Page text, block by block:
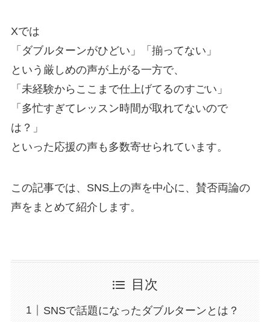
Xでは
「ダブルターンがひどい」「揃ってない」
という厳しめの声が上がる一方で、
「未経験からここまで仕上げてるのすごい」
「多忙すぎてレッスン時間が取れてないので
は？」
といった応援の声も多数寄せられています。
この記事では、SNS上の声を中心に、賛否両論の
声をまとめて紹介します。
目次
SNSで話題になったダブルターンとは？